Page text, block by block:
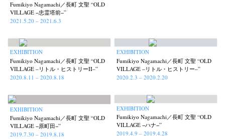
Fumikiyo Nagamachi／長町 文聖 “OLD
VILLAGE −忠霊塔前−”
2021.5.20 – 2021.6.3
EXHIBITION
Fumikiyo Nagamachi／長町 文聖 “OLD
VILLAGE –リトル・ヒストリーII–”
2020.8.11 – 2020.8.18
EXHIBITION
Fumikiyo Nagamachi／長町 文聖 “OLD
VILLAGE –リトル・ヒストリー–”
2020.2.3 – 2020.2.20
EXHIBITION
Fumikiyo Nagamachi／長町 文聖 “OLD
VILLAGE −原町田−”
2019.7.30 – 2019.8.18
EXHIBITION
Fumikiyo Nagamachi／長町 文聖 “OLD
VILLAGE −ハナ−”
2019.4.9 – 2019.4.28